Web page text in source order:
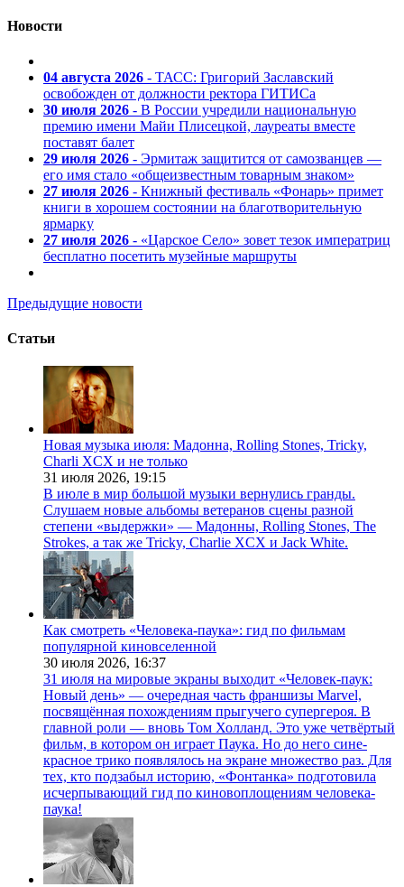
Новости
04 августа 2026 - ТАСС: Григорий Заславский
освобожден от должности ректора ГИТИСа
30 июля 2026 - В России учредили национальную
премию имени Майи Плисецкой, лауреаты вместе
поставят балет
29 июля 2026 - Эрмитаж защитится от самозванцев —
его имя стало «общеизвестным товарным знаком»
27 июля 2026 - Книжный фестиваль «Фонарь» примет
книги в хорошем состоянии на благотворительную
ярмарку
27 июля 2026 - «Царское Село» зовет тезок императриц
бесплатно посетить музейные маршруты
Предыдущие новости
Статьи
Новая музыка июля: Мадонна, Rolling Stones, Tricky,
Charli XCX и не только
31 июля 2026, 19:15
В июле в мир большой музыки вернулись гранды.
Слушаем новые альбомы ветеранов сцены разной
степени «выдержки» — Мадонны, Rolling Stones, The
Strokes, а так же Tricky, Charlie XCX и Jack White.
Как смотреть «Человека-паука»: гид по фильмам
популярной киновселенной
30 июля 2026, 16:37
31 июля на мировые экраны выходит «Человек-паук:
Новый день» — очередная часть франшизы Marvel,
посвящённая похождениям прыгучего супергероя. В
главной роли — вновь Том Холланд. Это уже четвёртый
фильм, в котором он играет Паука. Но до него сине-
красное трико появлялось на экране множество раз. Для
тех, кто подзабыл историю, «Фонтанка» подготовила
исчерпывающий гид по киновоплощениям человека-
паука!